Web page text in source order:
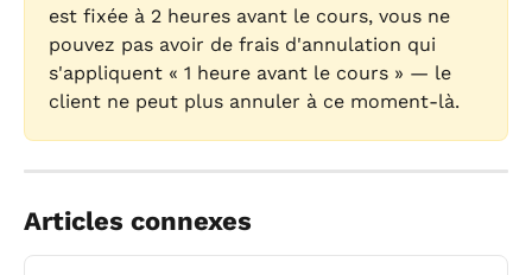
est fixée à 2 heures avant le cours, vous ne
pouvez pas avoir de frais d'annulation qui
s'appliquent « 1 heure avant le cours » — le
client ne peut plus annuler à ce moment-là.
Articles connexes